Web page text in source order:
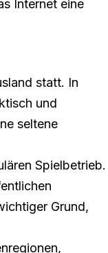
Internet eine
statt. In
und
seltene
Spielbetrieb.
Grund,